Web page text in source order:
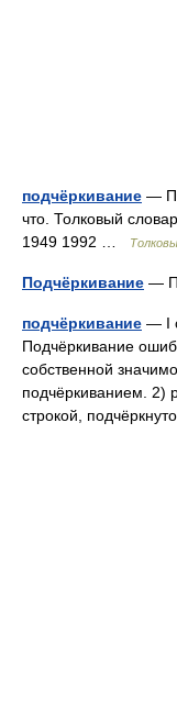
подчёркивание —
что. Толковый
1949 1992 …
Подчёркивание —
подчёркивание — I
Подчёркивание
собственной
подчёркиванием. 2)
строкой,